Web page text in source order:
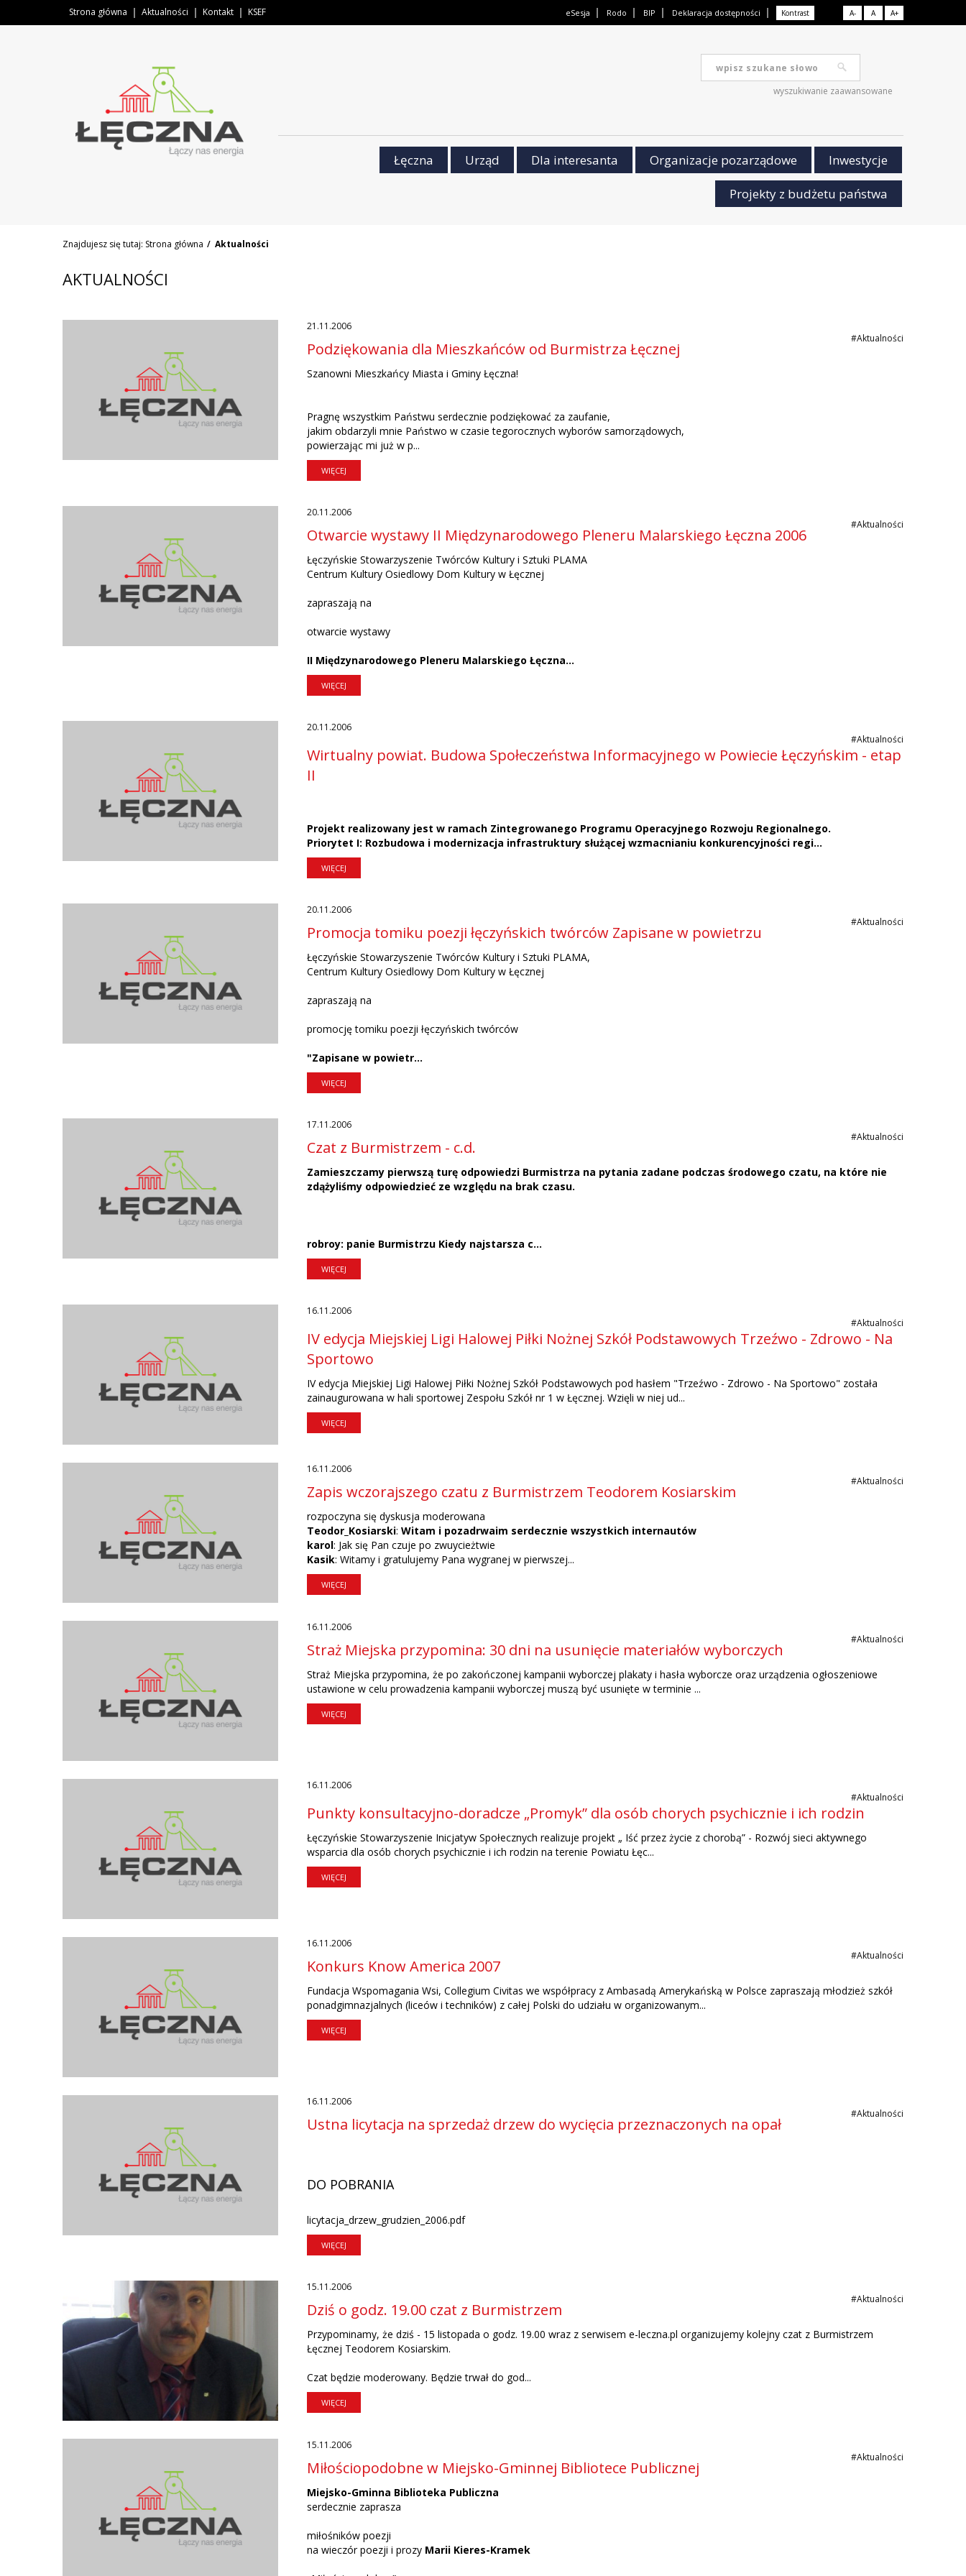
Strona główna Aktualności Kontakt KSEF eSesja Rodo BIP Deklaracja dostępności Kontrast A- A A+
wyszukiwanie zaawansowane
Łęczna Urząd Dla interesanta Organizacje pozarządowe Inwestycje
Projekty z budżetu państwa
Znajdujesz się tutaj: Strona główna Aktualności
AKTUALNOŚCI
21.11.2006
#Aktualności
Podziękowania dla Mieszkańców od Burmistrza Łęcznej
Szanowni Mieszkańcy Miasta i Gminy Łęczna!
Pragnę wszystkim Państwu serdecznie podziękować za zaufanie,
jakim obdarzyli mnie Państwo w czasie tegorocznych wyborów samorządowych,
powierzając mi już w p...
WIĘCEJ
20.11.2006
#Aktualności
Otwarcie wystawy II Międzynarodowego Pleneru Malarskiego Łęczna 2006
Łęczyńskie Stowarzyszenie Twórców Kultury i Sztuki PLAMA
Centrum Kultury Osiedlowy Dom Kultury w Łęcznej
zapraszają na
otwarcie wystawy
II Międzynarodowego Pleneru Malarskiego Łęczna...
WIĘCEJ
20.11.2006
#Aktualności
Wirtualny powiat. Budowa Społeczeństwa Informacyjnego w Powiecie Łęczyńskim - etap
II
Projekt realizowany jest w ramach Zintegrowanego Programu Operacyjnego Rozwoju Regionalnego.
Priorytet I: Rozbudowa i modernizacja infrastruktury służącej wzmacnianiu konkurencyjności regi...
WIĘCEJ
20.11.2006
#Aktualności
Promocja tomiku poezji łęczyńskich twórców Zapisane w powietrzu
Łęczyńskie Stowarzyszenie Twórców Kultury i Sztuki PLAMA,
Centrum Kultury Osiedlowy Dom Kultury w Łęcznej
zapraszają na
promocję tomiku poezji łęczyńskich twórców
"Zapisane w powietr...
WIĘCEJ
17.11.2006
#Aktualności
Czat z Burmistrzem - c.d.
Zamieszczamy pierwszą turę odpowiedzi Burmistrza na pytania zadane podczas środowego czatu, na które nie
zdążyliśmy odpowiedzieć ze względu na brak czasu.
robroy: panie Burmistrzu Kiedy najstarsza c...
WIĘCEJ
16.11.2006
#Aktualności
IV edycja Miejskiej Ligi Halowej Piłki Nożnej Szkół Podstawowych Trzeźwo - Zdrowo - Na
Sportowo
IV edycja Miejskiej Ligi Halowej Piłki Nożnej Szkół Podstawowych pod hasłem "Trzeźwo - Zdrowo - Na Sportowo" została
zainaugurowana w hali sportowej Zespołu Szkół nr 1 w Łęcznej. Wzięli w niej ud...
WIĘCEJ
16.11.2006
#Aktualności
Zapis wczorajszego czatu z Burmistrzem Teodorem Kosiarskim
rozpoczyna się dyskusja moderowana
Teodor_Kosiarski: Witam i pozadrwaim serdecznie wszystkich internautów
karol: Jak się Pan czuje po zwuycieżtwie
Kasik: Witamy i gratulujemy Pana wygranej w pierwszej...
WIĘCEJ
16.11.2006
#Aktualności
Straż Miejska przypomina: 30 dni na usunięcie materiałów wyborczych
Straż Miejska przypomina, że po zakończonej kampanii wyborczej plakaty i hasła wyborcze oraz urządzenia ogłoszeniowe
ustawione w celu prowadzenia kampanii wyborczej muszą być usunięte w terminie ...
WIĘCEJ
16.11.2006
#Aktualności
Punkty konsultacyjno-doradcze „Promyk” dla osób chorych psychicznie i ich rodzin
Łęczyńskie Stowarzyszenie Inicjatyw Społecznych realizuje projekt „ Iść przez życie z chorobą” - Rozwój sieci aktywnego
wsparcia dla osób chorych psychicznie i ich rodzin na terenie Powiatu Łęc...
WIĘCEJ
16.11.2006
#Aktualności
Konkurs Know America 2007
Fundacja Wspomagania Wsi, Collegium Civitas we współpracy z Ambasadą Amerykańską w Polsce zapraszają młodzież szkół
ponadgimnazjalnych (liceów i techników) z całej Polski do udziału w organizowanym...
WIĘCEJ
16.11.2006
#Aktualności
Ustna licytacja na sprzedaż drzew do wycięcia przeznaczonych na opał
DO POBRANIA
licytacja_drzew_grudzien_2006.pdf
WIĘCEJ
15.11.2006
#Aktualności
Dziś o godz. 19.00 czat z Burmistrzem
Przypominamy, że dziś - 15 listopada o godz. 19.00 wraz z serwisem e-leczna.pl organizujemy kolejny czat z Burmistrzem
Łęcznej Teodorem Kosiarskim.
Czat będzie moderowany. Będzie trwał do god...
WIĘCEJ
15.11.2006
#Aktualności
Miłościopodobne w Miejsko-Gminnej Bibliotece Publicznej
Miejsko-Gminna Biblioteka Publiczna
serdecznie zaprasza
miłośników poezji
na wieczór poezji i prozy Marii Kieres-Kramek